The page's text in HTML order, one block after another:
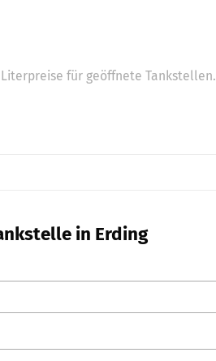
für geöffnete Tankstellen.
in Erding